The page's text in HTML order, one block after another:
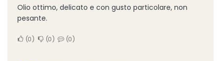
Olio ottimo, delicato e con gusto particolare, non
pesante.
0 0 0